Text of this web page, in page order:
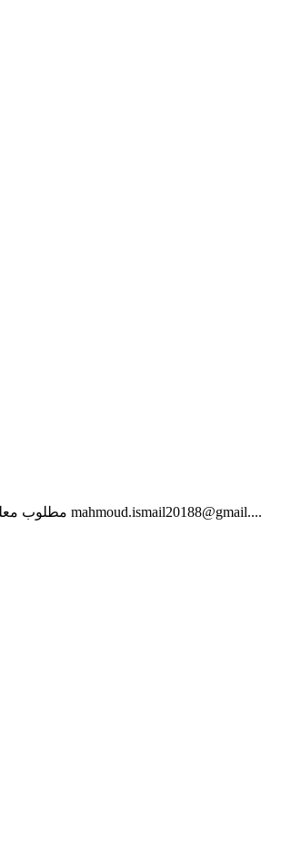
مطلوب معلمين سيراميك للعمل بشركة داخل أبوظبي راتب يبدأ من 2000 الى 2500 يحدد بعد العمل بيومين متوفر سكن ومواصلات 011 971 56 176 8883 البريد الالكتروني mahmoud.ismail20188@gmail....